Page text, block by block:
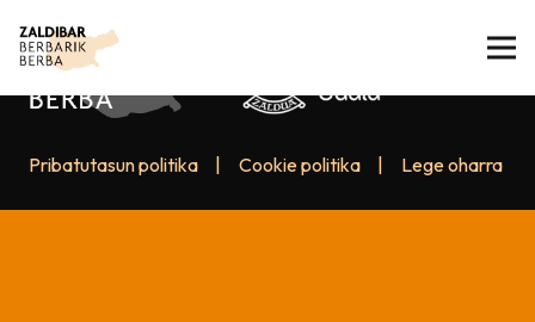
Pribatutasun politika Cookie politika Lege oharra